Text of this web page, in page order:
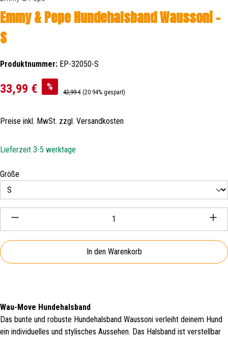
Emmy & Pepe Hundehalsband Waussoni -
S
Produktnummer: EP-32050-S
Verkaufspreis:
33,99 € % Regulärer Preis:
42,99 € (20.94% gespart)
Preise inkl. MwSt. zzgl. Versandkosten
Lieferzeit 3-5 werktage
Größe
Produkt Anzahl: Gib den gewünschten Wert ein oder
In den Warenkorb
Wau-Move Hundehalsband
Das bunte und robuste Hundehalsband Waussoni verleiht deinem Hund
ein individuelles und stylisches Aussehen. Das Halsband ist verstellbar